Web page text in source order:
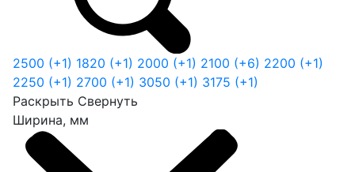
2500 (+1) 1820 (+1) 2000 (+1) 2100 (+6) 2200 (+1)
2250 (+1) 2700 (+1) 3050 (+1) 3175 (+1)
Раскрыть Свернуть
Ширина, мм